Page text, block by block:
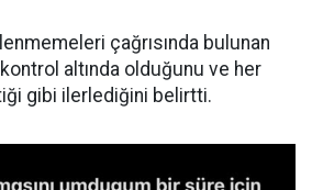
çağrısında bulunan
altında olduğunu ve her
gibi ilerlediğini belirtti.